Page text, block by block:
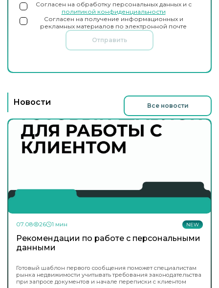
Согласен на обработку персональных данных и с
политикой конфиденциальности
Согласен на получение информационных и
рекламных материалов по электронной почте
Отправить
Новости Все новости
NEW
07.08 26 1 мин
Рекомендации по работе с персональными
данными
Готовый шаблон первого сообщения поможет специалистам
рынка недвижимости учитывать требования законодательства
при запросе документов и начале переписки с клиентом